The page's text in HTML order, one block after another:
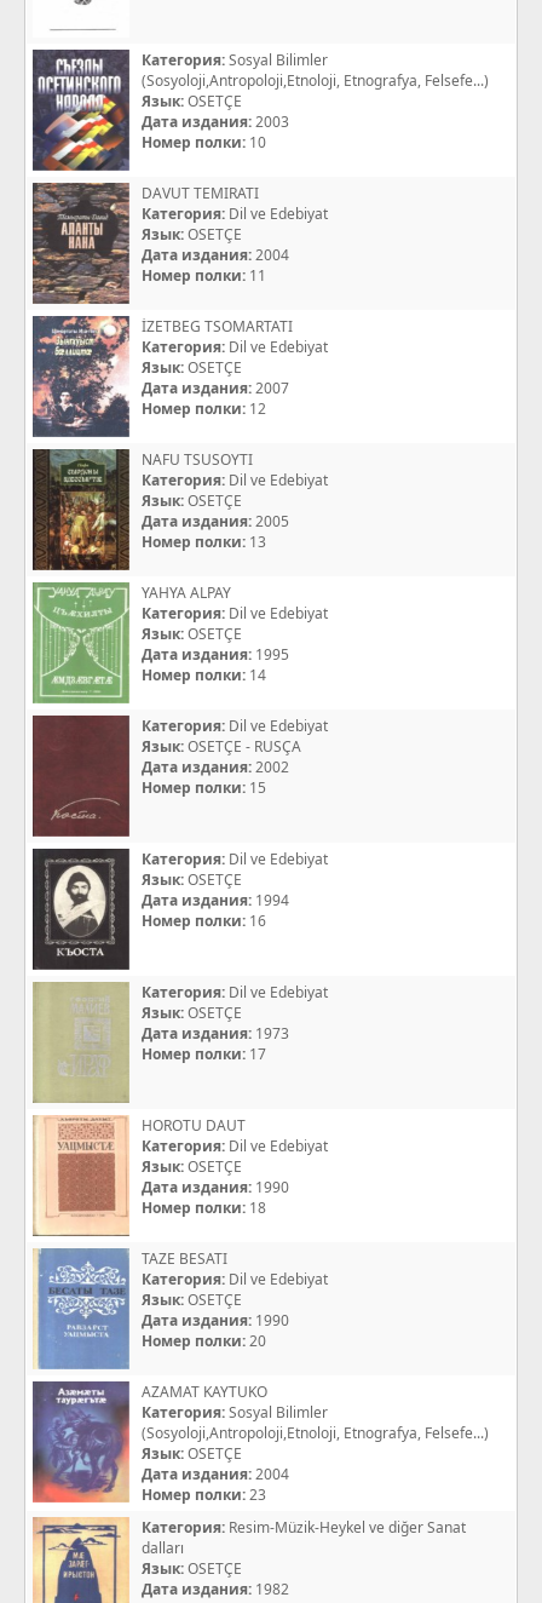
Категория:Sosyal Bilimler
(Sosyoloji,Antropoloji,Etnoloji, Etnografya, Felsefe...)
Язык:OSETÇE
Дата издания:2003
Номер полки: 10
DAVUT TEMIRATI
Категория: Dil ve Edebiyat
Язык:OSETÇE
Дата издания:2004
Номер полки: 11
İZETBEG TSOMARTATI
Категория: Dil ve Edebiyat
Язык:OSETÇE
Дата издания:2007
Номер полки: 12
NAFU TSUSOYTI
Категория: Dil ve Edebiyat
Язык:OSETÇE
Дата издания:2005
Номер полки: 13
YAHYA ALPAY
Категория: Dil ve Edebiyat
Язык:OSETÇE
Дата издания: 1995
Номер полки: 14
Категория: Dil ve Edebiyat
Язык:OSETÇE - RUSÇA
Дата издания:2002
Номер полки: 15
Категория: Dil ve Edebiyat
Язык:OSETÇE
Дата издания: 1994
Номер полки: 16
Категория: Dil ve Edebiyat
Язык:OSETÇE
Дата издания: 1973
Номер полки: 17
HOROTU DAUT
Категория: Dil ve Edebiyat
Язык:OSETÇE
Дата издания: 1990
Номер полки: 18
TAZE BESATI
Категория: Dil ve Edebiyat
Язык:OSETÇE
Дата издания: 1990
Номер полки:20
AZAMAT KAYTUKO
Категория:Sosyal Bilimler
(Sosyoloji,Antropoloji,Etnoloji, Etnografya, Felsefe...)
Язык:OSETÇE
Дата издания:2004
Номер полки:23
Категория: Resim-Müzik-Heykel ve diğer Sanat
dalları
Язык:OSETÇE
Дата издания: 1982